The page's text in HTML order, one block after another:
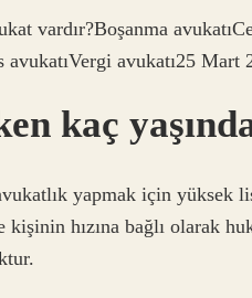
vardır?Boşanma
avukatıVergi avukatı25 Mart
kaç
yapmak için yüksek
kişinin hızına bağlı olarak